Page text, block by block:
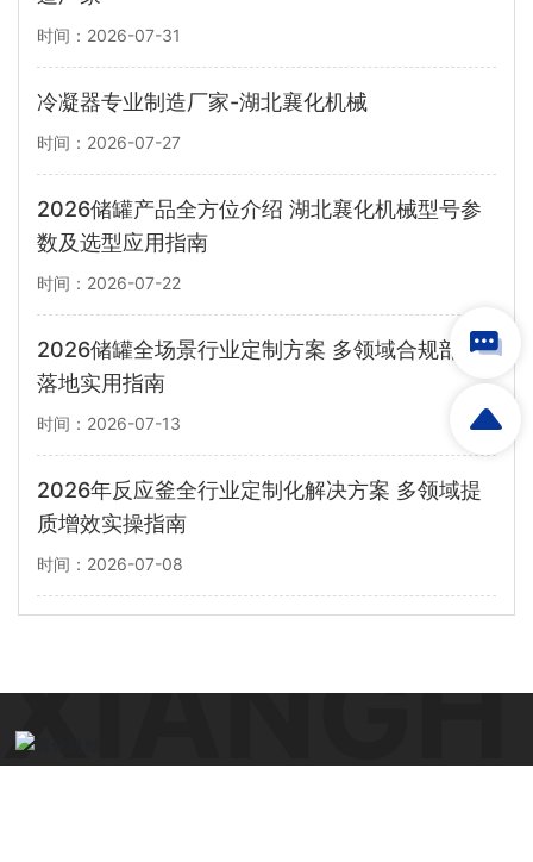
时间：2026-07-31
冷凝器专业制造厂家-湖北襄化机械
时间：2026-07-27
2026储罐产品全方位介绍 湖北襄化机械型号参
数及选型应用指南
时间：2026-07-22
2026储罐全场景行业定制方案 多领域合规部署
落地实用指南
时间：2026-07-13
2026年反应釜全行业定制化解决方案 多领域提
质增效实操指南
时间：2026-07-08